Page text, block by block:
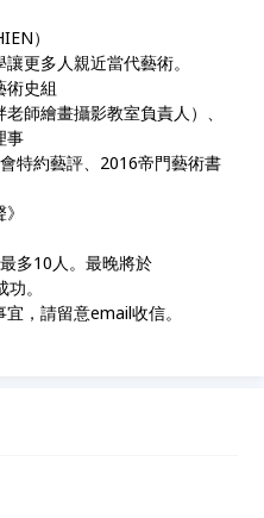
）
更多人親近當代藝術。
術史組
師繪畫攝影教室負責人）、
事
特約藝評、2016帝門藝術書
多10人。最晚將於
。
，請留意email收信。